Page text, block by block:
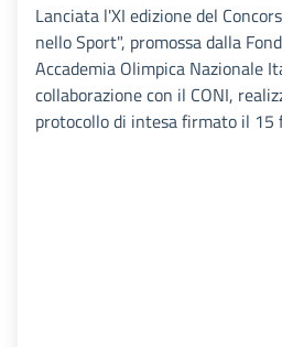
Lanciata l'XI edizione del
nello Sport", promossa dalla
Accademia Olimpica Nazionale
collaborazione con il CONI,
protocollo di intesa firmato il